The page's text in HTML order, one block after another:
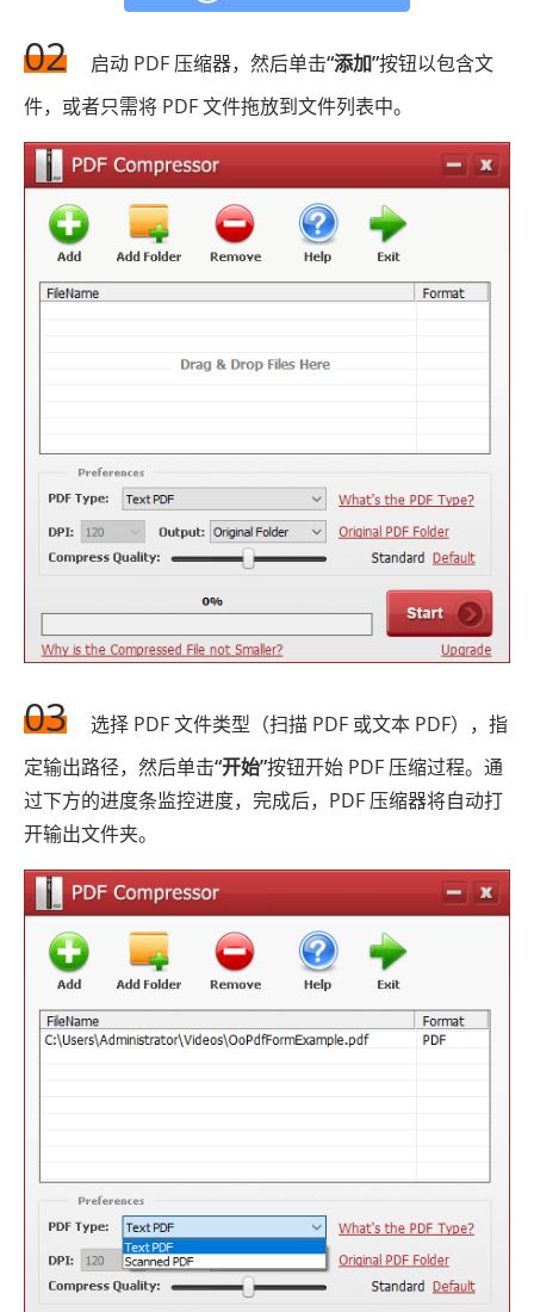
02 启动 PDF 压缩器，然后单击“添加”按钮以包含文
件，或者只需将 PDF 文件拖放到文件列表中。
03
选择 PDF 文件类型（扫描 PDF 或文本 PDF），指
定输出路径，然后单击“开始”按钮开始 PDF 压缩过程。通
过下方的进度条监控进度，完成后，PDF 压缩器将自动打
开输出文件夹。